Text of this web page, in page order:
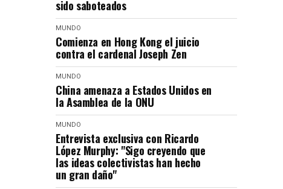
sido saboteados
MUNDO
Comienza en Hong Kong el juicio
contra el cardenal Joseph Zen
MUNDO
China amenaza a Estados Unidos en
la Asamblea de la ONU
MUNDO
Entrevista exclusiva con Ricardo
López Murphy: "Sigo creyendo que
las ideas colectivistas han hecho
un gran daño"